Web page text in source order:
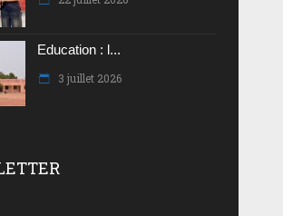
Education : l...
3 juillet 2026